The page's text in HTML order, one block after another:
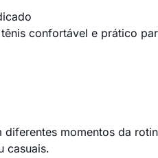
confortável e prático
momentos da
casuais.